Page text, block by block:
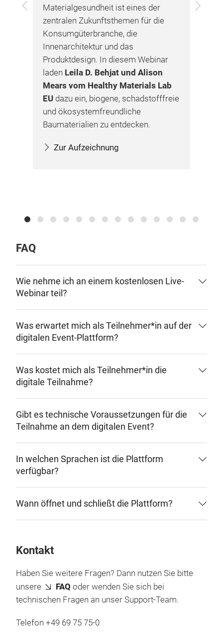
Zurück Vor
Materialgesundheit ist eines der
zentralen Zukunftsthemen für die
Konsumgüterbranche, die
Innenarchitektur und das
Produktdesign. In diesem Webinar
laden Leila D. Behjat und Alison
Mears vom Healthy Materials Lab
EU dazu ein, biogene, schadstofffreie
und ökosystemfreundliche
Baumaterialien zu entdecken.
Zur Aufzeichnung
FAQ
Wie nehme ich an einem kostenlosen Live-
Webinar teil?
Was erwartet mich als Teilnehmer*in auf der
digitalen Event-Plattform?
Was kostet mich als Teilnehmer*in die
digitale Teilnahme?
Gibt es technische Voraussetzungen für die
Teilnahme an dem digitalen Event?
In welchen Sprachen ist die Plattform
verfügbar?
Wann öffnet und schließt die Plattform?
Kontakt
Haben Sie weitere Fragen? Dann nutzen Sie bitte
unsere
FAQ oder wenden Sie sich bei
technischen Fragen an unser Support-Team.
Telefon +49 69 75 75-0